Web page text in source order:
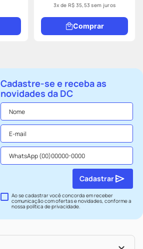
3x de R$ 35,53 sem juros
Comprar
Cadastre-se e receba as
novidades da DC
Ao se cadastrar você concorda em receber
comunicação com ofertas e novidades, conforme a
nossapolítica de privacidade.
Cadastrar